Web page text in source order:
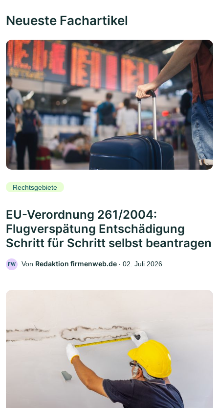
Neueste Fachartikel
Rechtsgebiete
EU-Verordnung 261/2004:
Flugverspätung Entschädigung
Schritt für Schritt selbst beantragen
FW Von Redaktion firmenweb.de ‧ 02. Juli 2026